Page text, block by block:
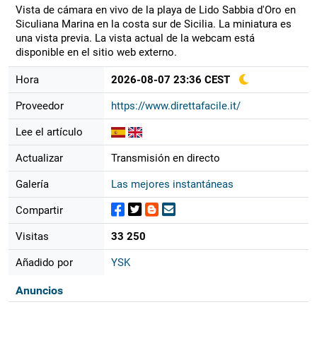
Vista de cámara en vivo de la playa de Lido Sabbia d'Oro en
Siculiana Marina en la costa sur de Sicilia. La miniatura es
una vista previa. La vista actual de la webcam está
disponible en el sitio web externo.
Hora 2026-08-07 23:36 CEST
Proveedor https://www.direttafacile.it/
Lee el artículo
Actualizar Transmisión en directo
Galería Las mejores instantáneas
Compartir
Visitas 33 250
Añadido por YSK
Anuncios